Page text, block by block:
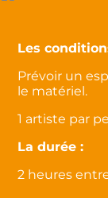
Les
Prévoir un
le matériel.
1 artiste par
La durée :
2 heures